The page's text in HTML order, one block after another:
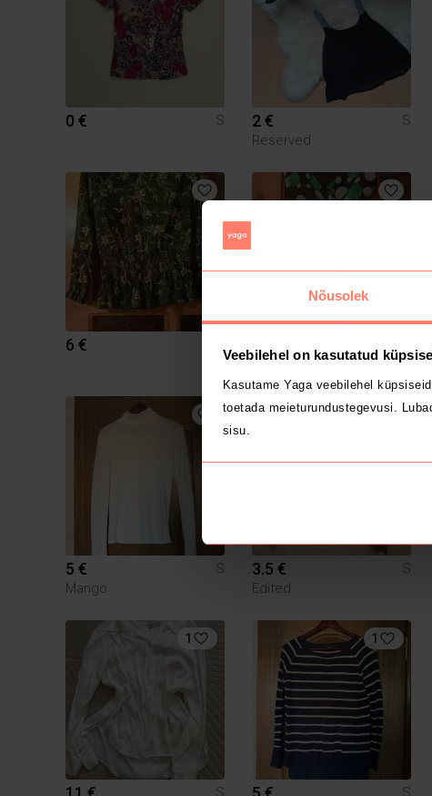
Nõusolek
Veebilehel on kasutatud
Kasutame Yaga veebilehel
toetada meieturundustegevusi.
sisu.
0 € S 2 €
S
Reserved
6 €
5 €
S
Mango
3.5 €
S
Edited
1
S
1
S